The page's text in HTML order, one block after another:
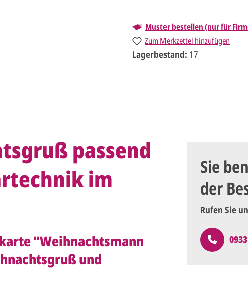
Muster bestellen (nur für
Zum Merkzettel hinzufügen
Lagerbestand: 17
passend
im
"Weihnachtsmann
und
Sie
der
Rufen Sie